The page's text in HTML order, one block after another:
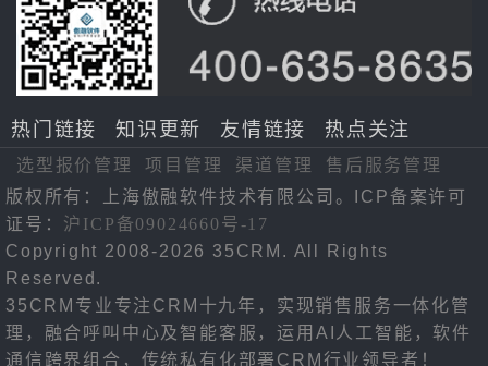
热门链接 知识更新 友情链接 热点关注
选型报价管理 项目管理 渠道管理
售后服务管理
版权所有：上海傲融软件技术有限公司。ICP备案许可
证号： 沪ICP备09024660号-17
Copyright 2008-2026 35CRM. All Rights
Reserved.
35CRM专业专注CRM十九年，实现销售服务一体化管
理，融合呼叫中心及智能客服，运用AI人工智能，软件
通信跨界组合，传统私有化部署CRM行业领导者！